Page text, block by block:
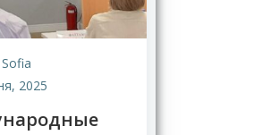
Sofia
2025